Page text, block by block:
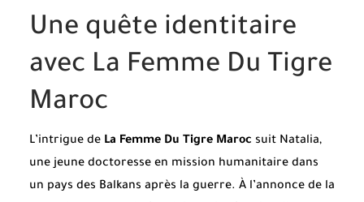
Une quête identitaire
avec La Femme Du Tigre
Maroc
L’intrigue de La Femme Du Tigre Maroc suit Natalia,
une jeune doctoresse en mission humanitaire dans
un pays des Balkans après la guerre. À l’annonce de la